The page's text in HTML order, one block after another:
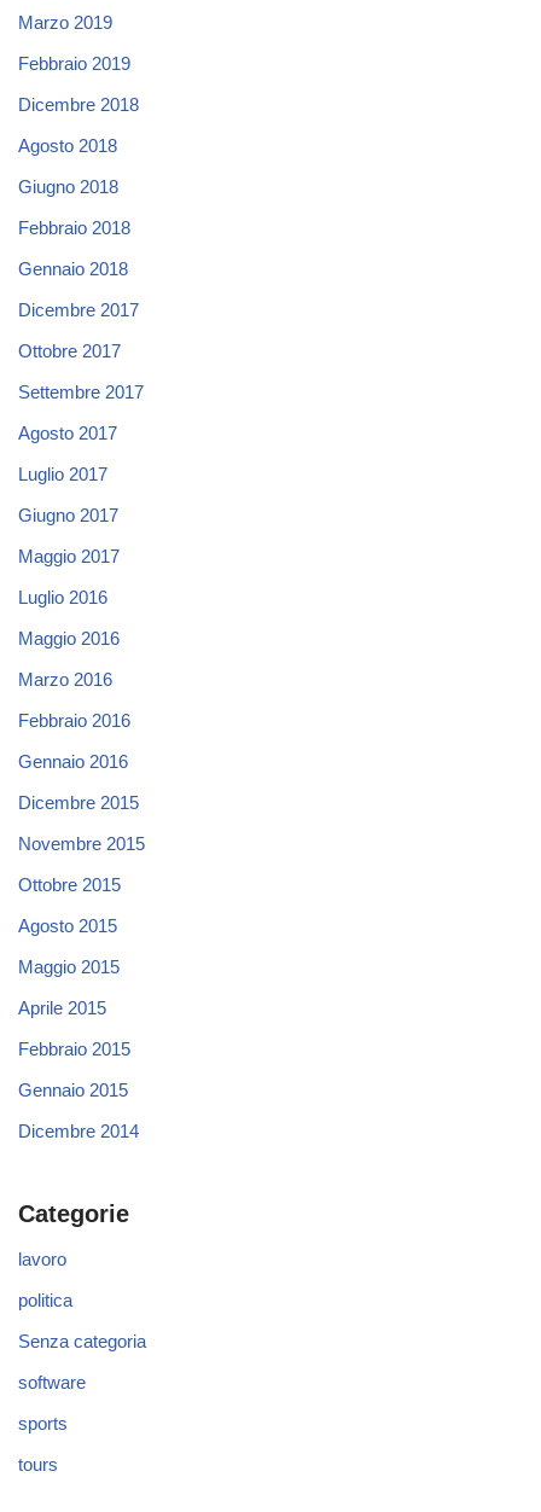
Marzo 2019
Febbraio 2019
Dicembre 2018
Agosto 2018
Giugno 2018
Febbraio 2018
Gennaio 2018
Dicembre 2017
Ottobre 2017
Settembre 2017
Agosto 2017
Luglio 2017
Giugno 2017
Maggio 2017
Luglio 2016
Maggio 2016
Marzo 2016
Febbraio 2016
Gennaio 2016
Dicembre 2015
Novembre 2015
Ottobre 2015
Agosto 2015
Maggio 2015
Aprile 2015
Febbraio 2015
Gennaio 2015
Dicembre 2014
Categorie
lavoro
politica
Senza categoria
software
sports
tours